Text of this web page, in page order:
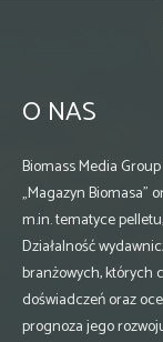
O NAS
Biomass Media
„Magazyn Biomasa”
m.in. tematyce
Działalność
branżowych, których
doświadczeń oraz
prognoza jego